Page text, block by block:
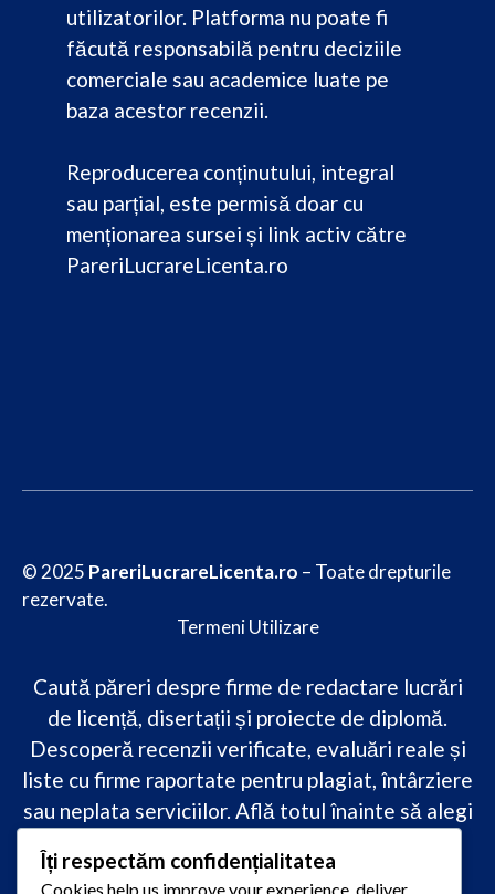
utilizatorilor. Platforma nu poate fi
făcută responsabilă pentru deciziile
comerciale sau academice luate pe
baza acestor recenzii.
Reproducerea conținutului, integral
sau parțial, este permisă doar cu
menționarea sursei și link activ către
PareriLucrareLicenta.ro
© 2025 PareriLucrareLicenta.ro – Toate drepturile
rezervate.
Termeni Utilizare
Caută păreri despre firme de redactare lucrări
de licență, disertații și proiecte de diplomă.
Descoperă recenzii verificate, evaluări reale și
liste cu firme raportate pentru plagiat, întârziere
sau neplata serviciilor. Află totul înainte să alegi
academicădoar pe PareriLucrareLicenta.ro.
Îți respectăm confidențialitatea
Cookies help us improve your experience, deliver